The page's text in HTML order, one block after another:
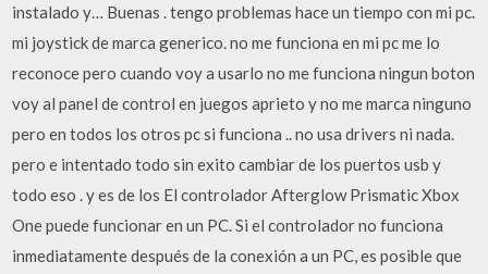
instalado y… Buenas . tengo problemas hace un tiempo con mi pc.
mi joystick de marca generico. no me funciona en mi pc me lo
reconoce pero cuando voy a usarlo no me funciona ningun boton
voy al panel de control en juegos aprieto y no me marca ninguno
pero en todos los otros pc si funciona .. no usa drivers ni nada.
pero e intentado todo sin exito cambiar de los puertos usb y
todo eso . y es de los El controlador Afterglow Prismatic Xbox
One puede funcionar en un PC. Si el controlador no funciona
inmediatamente después de la conexión a un PC, es posible que